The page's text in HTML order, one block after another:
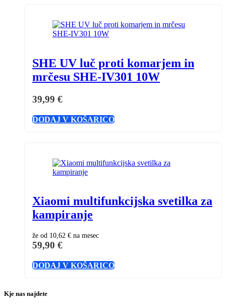
SHE UV luč proti komarjem in
mrčesu SHE-IV301 10W
39,99 €
DODAJ V KOŠARICO
Xiaomi multifunkcijska svetilka za
kampiranje
že od 10,62 € na mesec
59,90 €
DODAJ V KOŠARICO
Kje nas najdete